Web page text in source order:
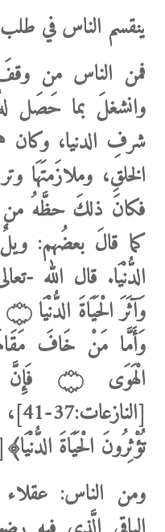
ينقسم الناس في طلب
فمن الناس من
وانشغلَ بما حَصَل
شرفِ الدنيا، وكان
الخلقِ، وملازَمتَهَا
فكانَ ذلكَ حظَّهُ من
كما قالَ بعضُهم:
الدُّنْيَا. قال الله -
وَأَمَّا مَنْ خَافَ
الْهَوَى ۝ فَإِنَّ الْجَنَّةَ هِيَ الْمَأْوَى﴾
[النازعات:37-41]،
تُؤْثِرُونَ الْحَيَاةَ الدُّنْيَا﴾
ومن الناس: عقلاء